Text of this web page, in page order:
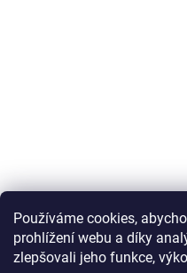
Používáme cookies,
prohlížení webu a díky
zlepšovali jeho funkce,
Sledovat na